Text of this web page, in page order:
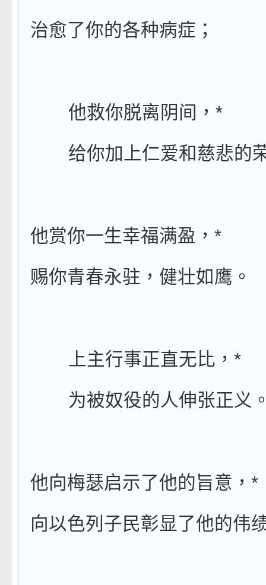
治愈了你的各种病症；
他救你脱离阴间， *
给你加上仁爱和慈悲的
他赏你一生幸福满盈， *
赐你青春永驻，健壮如鹰。
上主行事正直无比， *
为被奴役的人伸张正义
他向梅瑟启示了他的旨意， *
向以色列子民彰显了他的伟